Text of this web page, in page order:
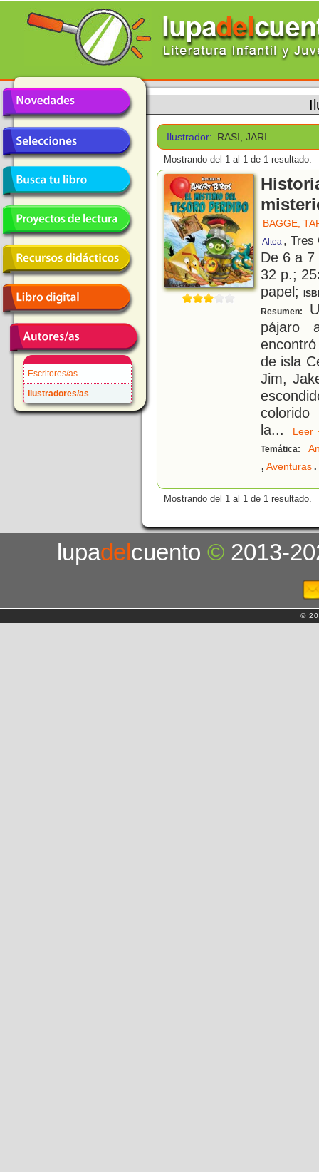
Escritores/as
Ilustradores/as
Ilustrador: RASI, JARI
Mostrando del 1 al 1 de 1 resultado.
BAGGE,
Altea , Tres
De 6 a
32 p.;
papel;
Resumen:
pájaro
de isla
Jim,
colorido
la...
Temática:
, Aventuras.
Mostrando del 1 al 1 de 1 resultado.
lupadelcuento© 2013-
©